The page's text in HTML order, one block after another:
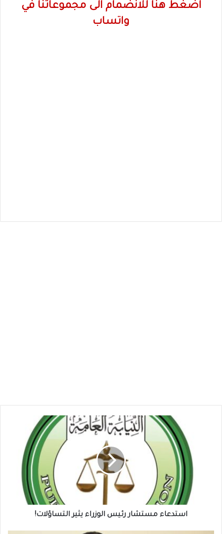
اضغط هنا للانضمام الى مجموعاتنا في
واتساب
استدعاء مستشار رئيس الوزراء يثير التساؤلات!